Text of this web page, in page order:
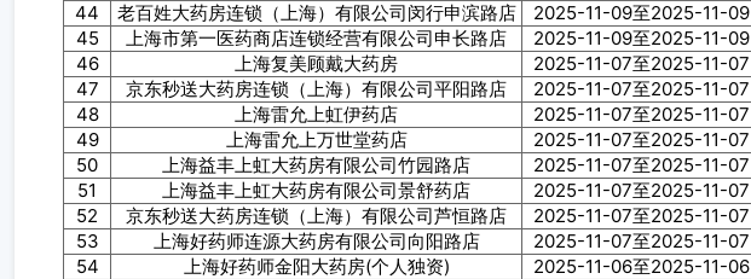
44
老百姓大药房连锁（上海）有限公司闵行申滨路店 2025-11-09至2025-11-09
45
上海市第一医药商店连锁经营有限公司申长路店 2025-11-09至2025-11-09
46
上海复美顾戴大药房 2025-11-07至2025-11-07
47
京东秒送大药房连锁（上海）有限公司平阳路店 2025-11-07至2025-11-07
48
上海雷允上虹伊药店 2025-11-07至2025-11-07
49
上海雷允上万世堂药店 2025-11-07至2025-11-07
50
上海益丰上虹大药房有限公司竹园路店 2025-11-07至2025-11-07
51
上海益丰上虹大药房有限公司景舒药店 2025-11-07至2025-11-07
52
京东秒送大药房连锁（上海）有限公司芦恒路店 2025-11-07至2025-11-07
53
上海好药师连源大药房有限公司向阳路店 2025-11-07至2025-11-07
54
上海好药师金阳大药房(个人独资) 2025-11-06至2025-11-06